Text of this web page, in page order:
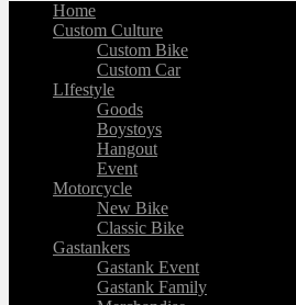
Home
Custom Culture
Custom Bike
Custom Car
LIfestyle
Goods
Boystoys
Hangout
Event
Motorcycle
New Bike
Classic Bike
Gastankers
Gastank Event
Gastank Family